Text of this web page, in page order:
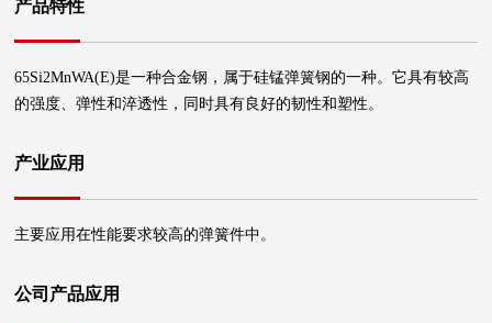
产品特性
65Si2MnWA(E)是一种合金钢，属于硅锰弹簧钢的一种。它具有较高
的强度、弹性和淬透性，同时具有良好的韧性和塑性。
产业应用
主要应用在性能要求较高的弹簧件中。
公司产品应用